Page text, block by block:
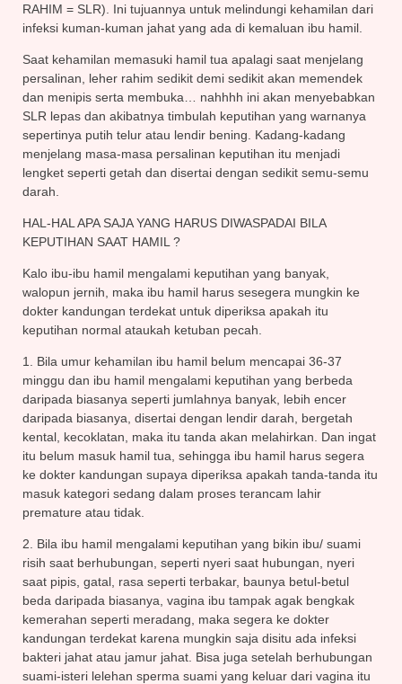
RAHIM = SLR). Ini tujuannya untuk melindungi kehamilan dari
infeksi kuman-kuman jahat yang ada di kemaluan ibu hamil.
Saat kehamilan memasuki hamil tua apalagi saat menjelang
persalinan, leher rahim sedikit demi sedikit akan memendek
dan menipis serta membuka… nahhhh ini akan menyebabkan
SLR lepas dan akibatnya timbulah keputihan yang warnanya
sepertinya putih telur atau lendir bening. Kadang-kadang
menjelang masa-masa persalinan keputihan itu menjadi
lengket seperti getah dan disertai dengan sedikit semu-semu
darah.
HAL-HAL APA SAJA YANG HARUS DIWASPADAI BILA
KEPUTIHAN SAAT HAMIL ?
Kalo ibu-ibu hamil mengalami keputihan yang banyak,
walopun jernih, maka ibu hamil harus sesegera mungkin ke
dokter kandungan terdekat untuk diperiksa apakah itu
keputihan normal ataukah ketuban pecah.
1. Bila umur kehamilan ibu hamil belum mencapai 36-37
minggu dan ibu hamil mengalami keputihan yang berbeda
daripada biasanya seperti jumlahnya banyak, lebih encer
daripada biasanya, disertai dengan lendir darah, bergetah
kental, kecoklatan, maka itu tanda akan melahirkan. Dan ingat
itu belum masuk hamil tua, sehingga ibu hamil harus segera
ke dokter kandungan supaya diperiksa apakah tanda-tanda itu
masuk kategori sedang dalam proses terancam lahir
premature atau tidak.
2. Bila ibu hamil mengalami keputihan yang bikin ibu/ suami
risih saat berhubungan, seperti nyeri saat hubungan, nyeri
saat pipis, gatal, rasa seperti terbakar, baunya betul-betul
beda daripada biasanya, vagina ibu tampak agak bengkak
kemerahan seperti meradang, maka segera ke dokter
kandungan terdekat karena mungkin saja disitu ada infeksi
bakteri jahat atau jamur jahat. Bisa juga setelah berhubungan
suami-isteri lelehan sperma suami yang keluar dari vagina itu